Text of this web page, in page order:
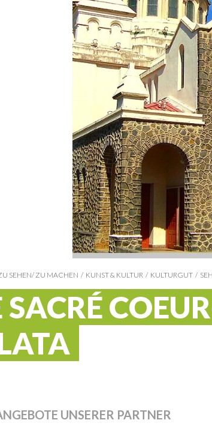
FONDS-SAINT-DENIS
LE MARIGOT
LE MARIN
SEHEN/ ZU MACHEN KUNST & KULTUR KULTURGUT
SACRÉ
UNSERER PARTNER